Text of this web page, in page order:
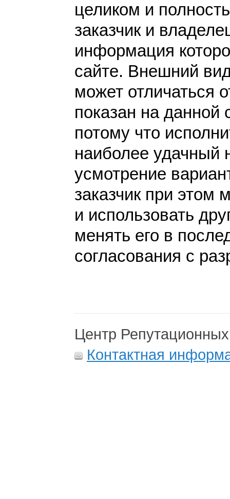
целиком и
заказчик и
информация
сайте. Внешний
может отличаться
показан на данной
потому что
наиболее удачный
усмотрение
заказчик при этом
и использовать
менять его в
согласования с
Центр
Контактная